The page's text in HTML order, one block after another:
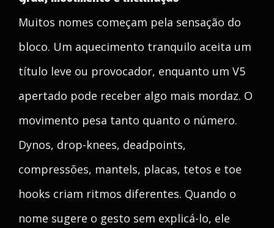
Muitos nomes começam pela sensação do
bloco. Um aquecimento tranquilo aceita um
título leve ou provocador, enquanto um V5
apertado pode receber algo mais mordaz. O
movimento pesa tanto quanto o número.
Dynos, drop-knees, deadpoints,
compressões, mantels, placas, tetos e toe
hooks criam ritmos diferentes. Quando o
nome sugere o gesto sem explicá-lo, ele